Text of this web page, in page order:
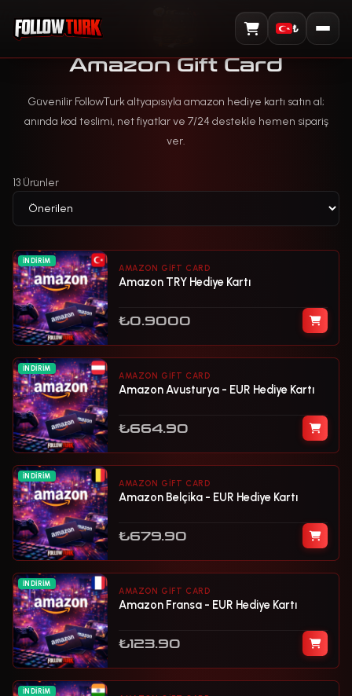
Sepeti Görüntüle
₺
Amazon Gift Card
Güvenilir FollowTurk altyapısıyla amazon hediye kartı satın al;
anında kod teslimi, net fiyatlar ve 7/24 destekle hemen sipariş
ver.
13 Ürünler
İNDIRIM
AMAZON GIFT CARD
Amazon TRY Hediye Kartı
₺0.9000
İNDIRIM
AMAZON GIFT CARD
Amazon Avusturya - EUR Hediye Kartı
₺664.90
İNDIRIM
AMAZON GIFT CARD
Amazon Belçika - EUR Hediye Kartı
₺679.90
İNDIRIM
AMAZON GIFT CARD
Amazon Fransa - EUR Hediye Kartı
₺123.90
İNDIRIM